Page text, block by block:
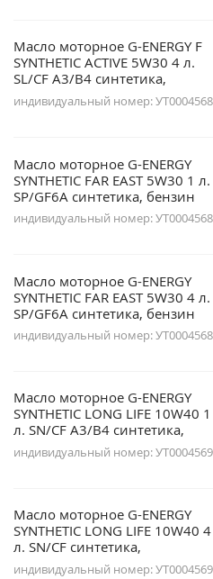
Масло моторное G-ENERGY F
SYNTHETIC ACTIVE 5W30 4 л.
SL/CF A3/B4 синтетика,
универсальное
индивидуальный номер:
Масло моторное G-ENERGY
SYNTHETIC FAR EAST 5W30 1 л.
SP/GF6A синтетика, бензин
индивидуальный номер:
Масло моторное G-ENERGY
SYNTHETIC FAR EAST 5W30 4 л.
SP/GF6A синтетика, бензин
индивидуальный номер:
Масло моторное G-ENERGY
SYNTHETIC LONG LIFE 10W40 1
л. SN/CF A3/B4 синтетика,
универсальное
индивидуальный номер:
Масло моторное G-ENERGY
SYNTHETIC LONG LIFE 10W40 4
л. SN/CF синтетика,
универсальное
индивидуальный номер: